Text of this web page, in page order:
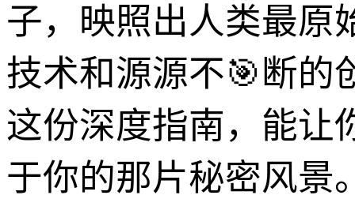
子，映照出人类最原
技术和源源不🎯断的
这份深度指南，能让
于你的那片秘密风景